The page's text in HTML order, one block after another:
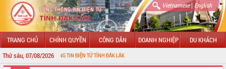
Vietnamese| English
TRANG CHỦ CHÍNH QUYỀN CÔNG DÂN DOANH NGHIỆP DU KHÁCH
Thứ sáu, 07/08/2026
CỔNG THÔNG TIN ĐIỆN TỬ TỈNH ĐẮK LẮK